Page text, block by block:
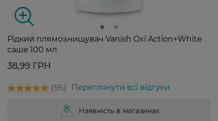
Рідкий плямознищувач Vanish Oxi Action+White
саше 100 мл
38,99 ГРН
95 Переглянути всі відгуки
Наявність в магазинах